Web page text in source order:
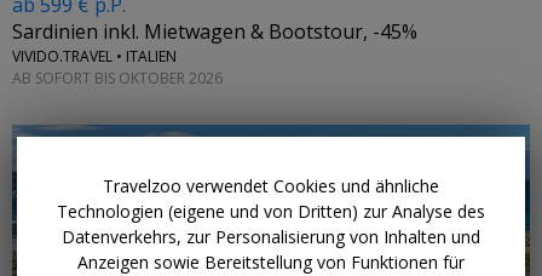
Sardinien inkl. Mietwagen & Bootstour, -45%
VIVIDO.TRAVEL • ITALIEN
AB SOFORT BIS OKTOBER 2026
Travelzoo verwendet Cookies und ähnliche
Technologien (eigene und von Dritten) zur Analyse des
Datenverkehrs, zur Personalisierung von Inhalten und
Anzeigen sowie Bereitstellung von Funktionen für